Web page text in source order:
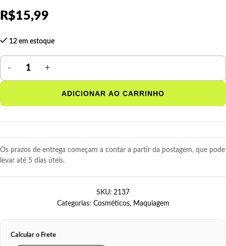
R$15,99
12 em estoque
ADICIONAR AO CARRINHO
Os prazos de entrega começam a contar a partir da postagem, que pode
levar até 5 dias úteis.
SKU: 2137
Categorias: Cosméticos, Maquiagem
Calcular o Frete